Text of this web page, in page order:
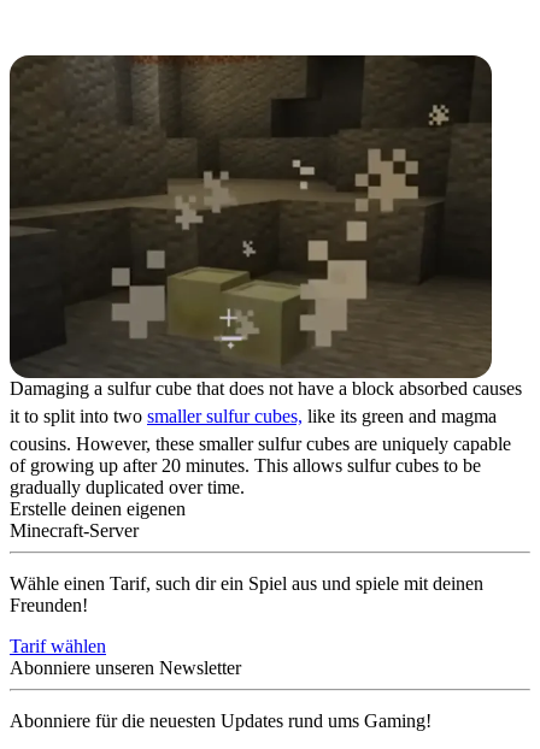
Damaging a sulfur cube that does not have a block absorbed causes
it to split into two smaller sulfur cubes, like its green and magma
cousins. However, these smaller sulfur cubes are uniquely capable
of growing up after 20 minutes. This allows sulfur cubes to be
gradually duplicated over time.
Erstelle deinen eigenen
Minecraft-Server
Wähle einen Tarif, such dir ein Spiel aus und spiele mit deinen
Freunden!
Tarif wählen
Abonniere unseren Newsletter
Abonniere für die neuesten Updates rund ums Gaming!